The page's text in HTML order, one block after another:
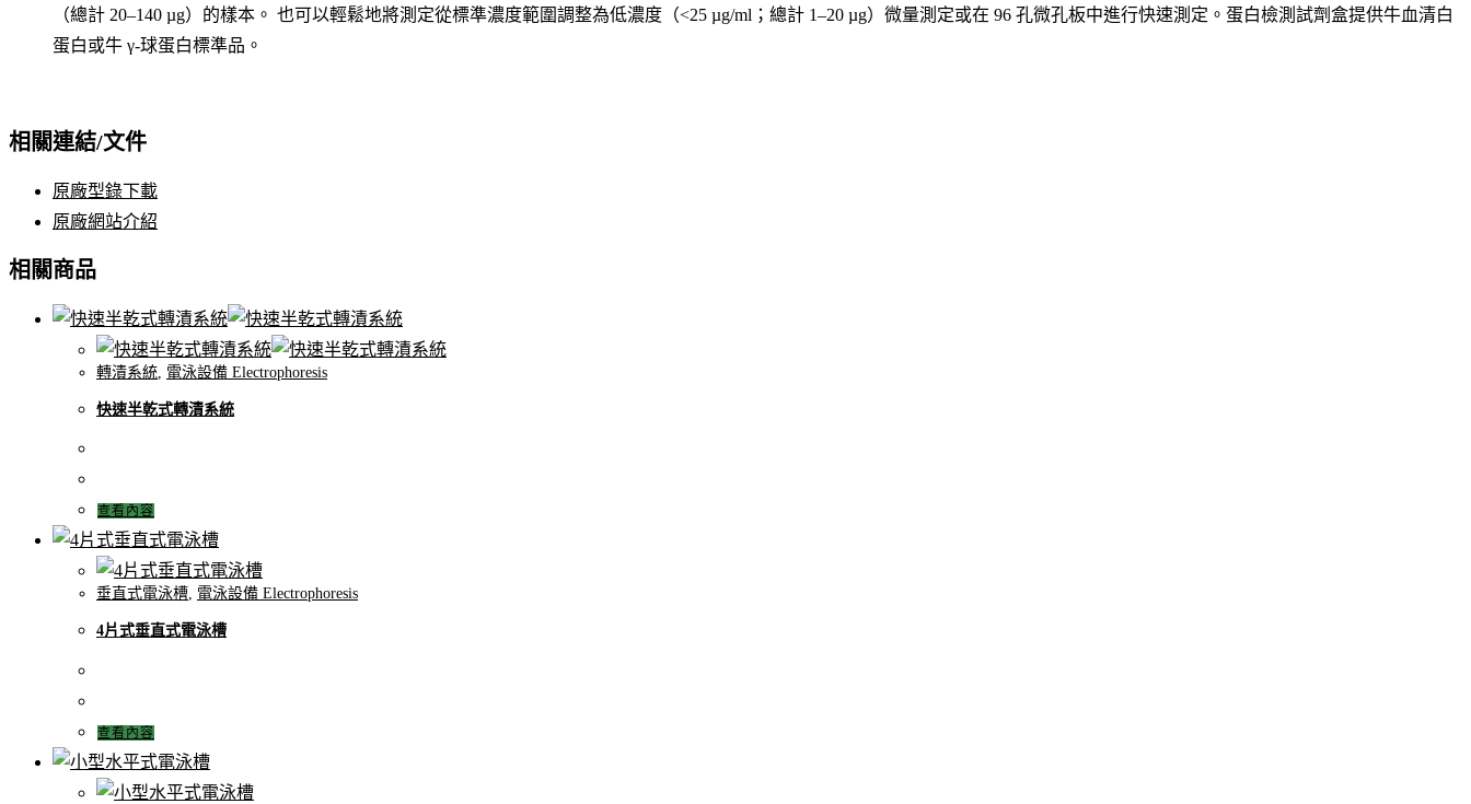
（總計 20–140 µg）的樣本。 也可以輕鬆地將測定從標準濃度範圍調整為低濃度（<25 µg/ml；總計 1–20 µg）微量測定或在 96 孔微孔板中進行快速測定。蛋白檢測試劑盒提供牛血清白
蛋白或牛 γ-球蛋白標準品。
相關連結/文件
原廠型錄下載
原廠網站介紹
相關商品
轉漬系統, 電泳設備 Electrophoresis
快速半乾式轉漬系統
查看內容
垂直式電泳槽, 電泳設備 Electrophoresis
4片式垂直式電泳槽
查看內容